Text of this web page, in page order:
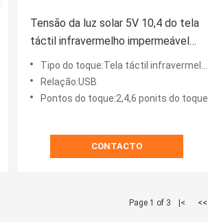
Tensão da luz solar 5V 10,4 do tela
táctil infravermelho impermeável
da polegada anti
Tipo do toque:Tela táctil infravermelho
Relação:USB
Pontos do toque:2,4,6 ponits do toque
CONTACTO
Page 1 of 3 |< <<